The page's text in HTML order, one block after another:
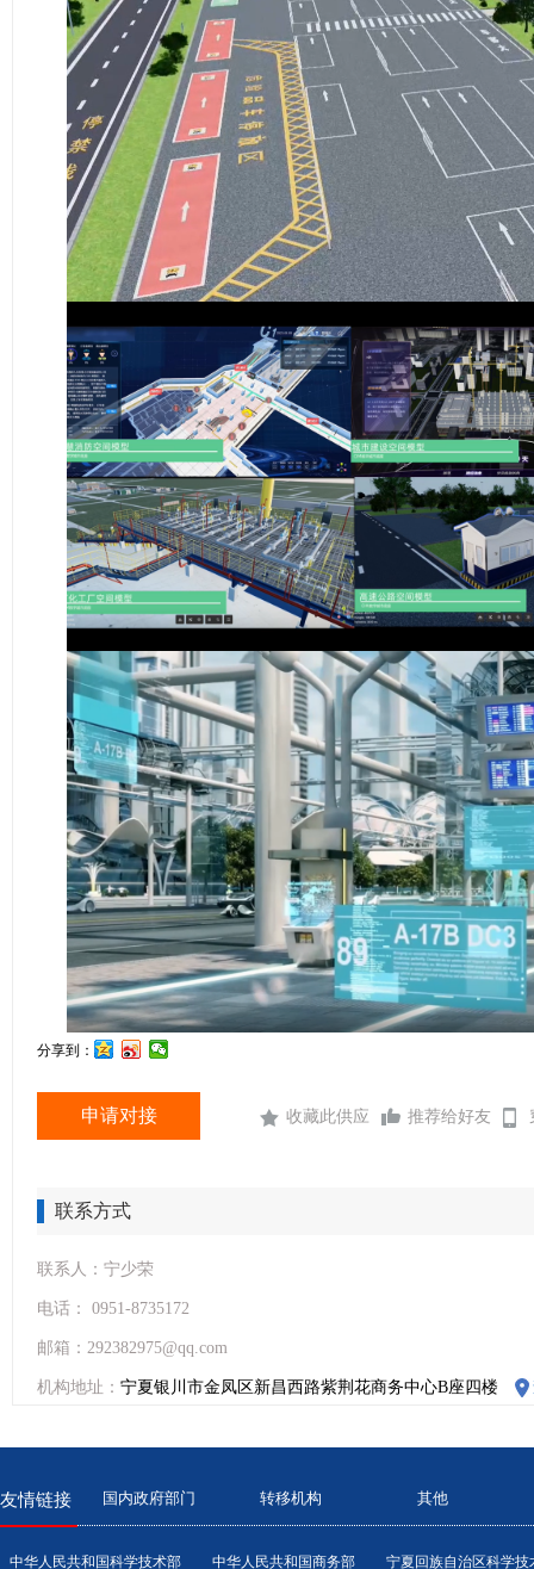
分享到：
申请对接 收藏此供应 推荐给好友
联系方式
联系人：宁少荣
电话： 0951-8735172
邮箱：292382975@qq.com
机构地址： 宁夏银川市金凤区新昌西路紫荆花商务中心B座四楼
友情链接 国内政府部门 转移机构 其他
中华人民共和国科学技术部 中华人民共和国商务部 宁夏回族自治区科学技